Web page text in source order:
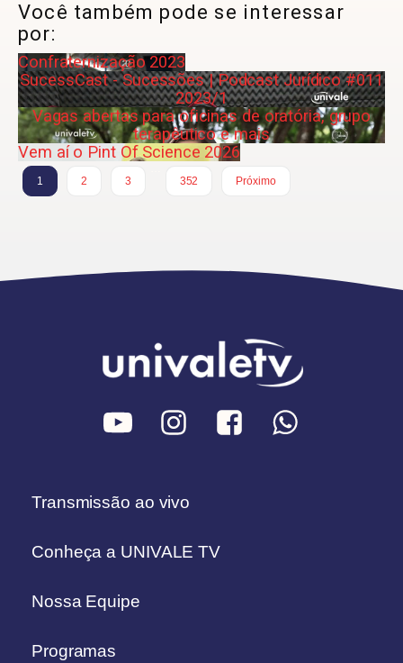
Você também pode se interessar
por:
Confraternização 2023
SucessCast - Sucessões | Podcast Jurídico #011
2023/1
Vagas abertas para oficinas de oratória, grupo
terapêutico e mais
Vem aí o Pint Of Science 2026
1 2 3
352
Próximo
Transmissão ao vivo
Conheça a UNIVALE TV
Nossa Equipe
Programas